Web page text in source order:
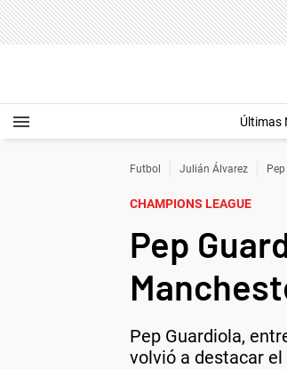
Últimas
Futbol Julián Álvarez
CHAMPIONS LEAGUE
Pep
Pep Guardiola,
volvió a destacar